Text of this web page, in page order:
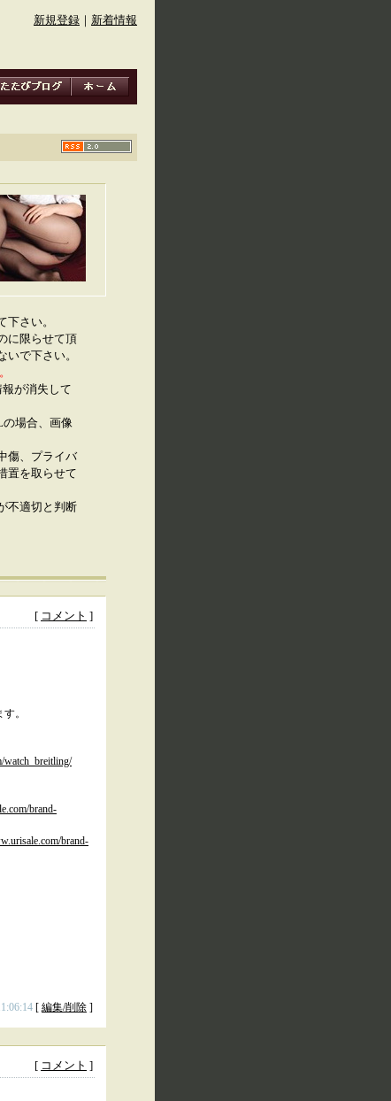
新規登録 新着情報
さい。
に限らせて頂
で下さい。
が消失して
場合、画像
傷、プライバ
置を取らせて
不適切と判断
[ コメント ]
。
watch_breitling/
brand-
brand-
[ 編集/削除 ]
[ コメント ]